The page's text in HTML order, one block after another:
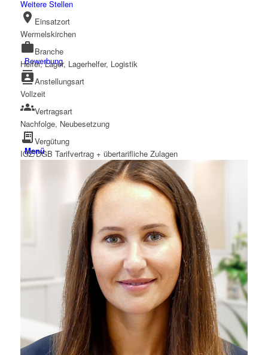
Bewerbung
Menü
Weitere Stellen
location_on Einsatzort
Wermelskirchen
workBranche
Helfer, Lager, Lagerhelfer, Logistik
contactsAnstellungsart
Vollzeit
groupsVertragsart
Nachfolge, Neubesetzung
receipt_long Vergütung
IGZ/DGB Tarifvertrag + übertarifliche Zulagen